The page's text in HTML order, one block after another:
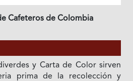
Cafeteros de Colombia
y Carta de Color sirven
prima de la recolección y